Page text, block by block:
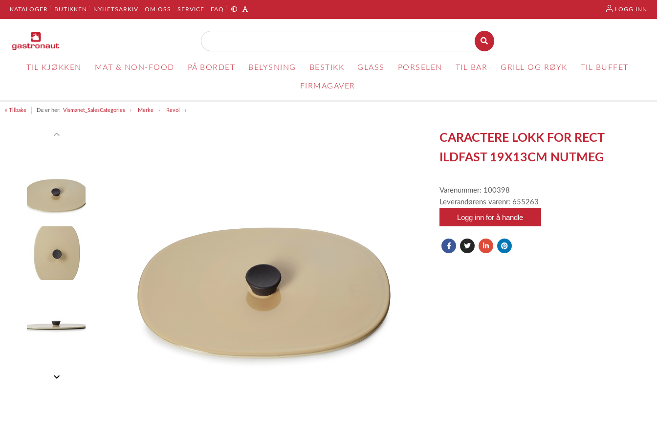
KATALOGER BUTIKKEN NYHETSARKIV OM OSS SERVICE FAQ LOGG INN
TIL KJØKKEN MAT & NON-FOOD PÅ BORDET BELYSNING BESTIKK GLASS PORSELEN TIL BAR GRILL OG RØYK TIL BUFFET
FIRMAGAVER
« Tilbake Du er her: Vismanet_SalesCategories Merke Revol
CARACTERE LOKK FOR RECT
ILDFAST 19X13CM NUTMEG
Varenummer: 100398
Leverandørens varenr: 655263
Logg inn for å handle